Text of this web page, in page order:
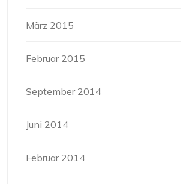
März 2015
Februar 2015
September 2014
Juni 2014
Februar 2014